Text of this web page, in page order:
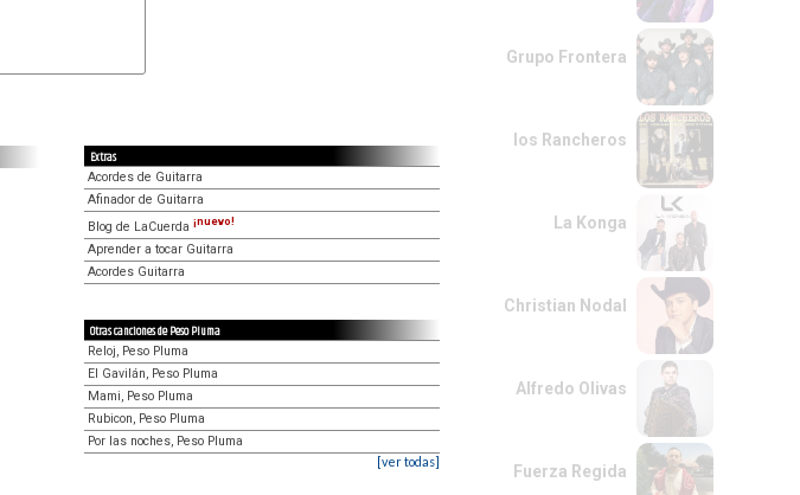
Extras
Acordes de Guitarra
Afinador de Guitarra
Blog de LaCuerda ¡nuevo!
Aprender a tocar Guitarra
Acordes Guitarra
Otras canciones de Peso Pluma
Reloj, Peso Pluma
El Gavilán, Peso Pluma
Mami, Peso Pluma
Rubicon, Peso Pluma
Por las noches, Peso Pluma
[ver todas]
Grupo Frontera
los Rancheros
La Konga
Christian Nodal
Alfredo Olivas
Fuerza Regida